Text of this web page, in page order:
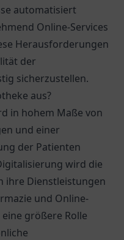
automatisiert
Online-Services
Herausforderungen
der
sicherzustellen.
aus?
in hohem Maße von
und einer
der Patienten
wird die
ihre Dienstleistungen
und Online-
größere Rolle